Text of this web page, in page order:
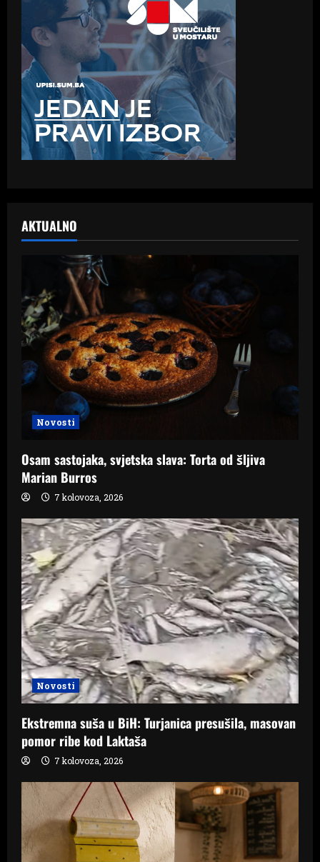
AKTUALNO
Novosti
Osam sastojaka, svjetska slava: Torta od šljiva
Marian Burros
7 kolovoza, 2026
Novosti
Ekstremna suša u BiH: Turjanica presušila, masovan
pomor ribe kod Laktaša
7 kolovoza, 2026